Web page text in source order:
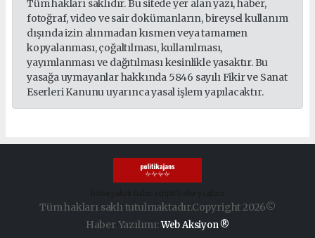
Tüm hakları saklıdır. Bu sitede yer alan yazı, haber,
fotoğraf, video ve sair dokümanların, bireysel kullanım
dışında izin alınmadan kısmen veya tamamen
kopyalanması, çoğaltılması, kullanılması,
yayımlanması ve dağıtılması kesinlikle yasaktır. Bu
yasağa uymayanlar hakkında 5846 sayılı Fikir ve Sanat
Eserleri Kanunu uyarınca yasal işlem yapılacaktır.
Tüm hakları saklı tutulmaktadır.Copyright 2026©
Haber Yazılımı:Web Aksiyon ®